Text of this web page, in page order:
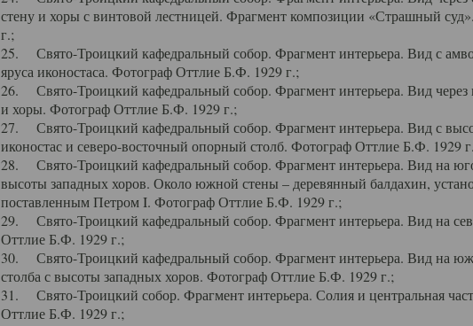
стену и хоры с винтовой лестницей. Фрагмент композиции «Страшный
г.;
25. Свято-Троицкий кафедральный собор. Фрагмент интерьера. Вид с
яруса иконостаса. Фотограф Оттлие Б.Ф. 1929 г.;
26. Свято-Троицкий кафедральный собор. Фрагмент интерьера. Вид
и хоры. Фотограф Оттлие Б.Ф. 1929 г.;
27. Свято-Троицкий кафедральный собор. Фрагмент интерьера. Вид с
иконостас и северо-восточный опорный столб. Фотограф Оттлие Б.Ф. 1929
28. Свято-Троицкий кафедральный собор. Фрагмент интерьера. Вид на
высоты западных хоров. Около южной стены – деревянный балдахин,
поставленным Петром I. Фотограф Оттлие Б.Ф. 1929 г.;
29. Свято-Троицкий кафедральный собор. Фрагмент интерьера. Вид на
Оттлие Б.Ф. 1929 г.;
30. Свято-Троицкий кафедральный собор. Фрагмент интерьера. Вид на
столба с высоты западных хоров. Фотограф Оттлие Б.Ф. 1929 г.;
31. Свято-Троицкий собор. Фрагмент интерьера. Солия и центральная
Оттлие Б.Ф. 1929 г.;